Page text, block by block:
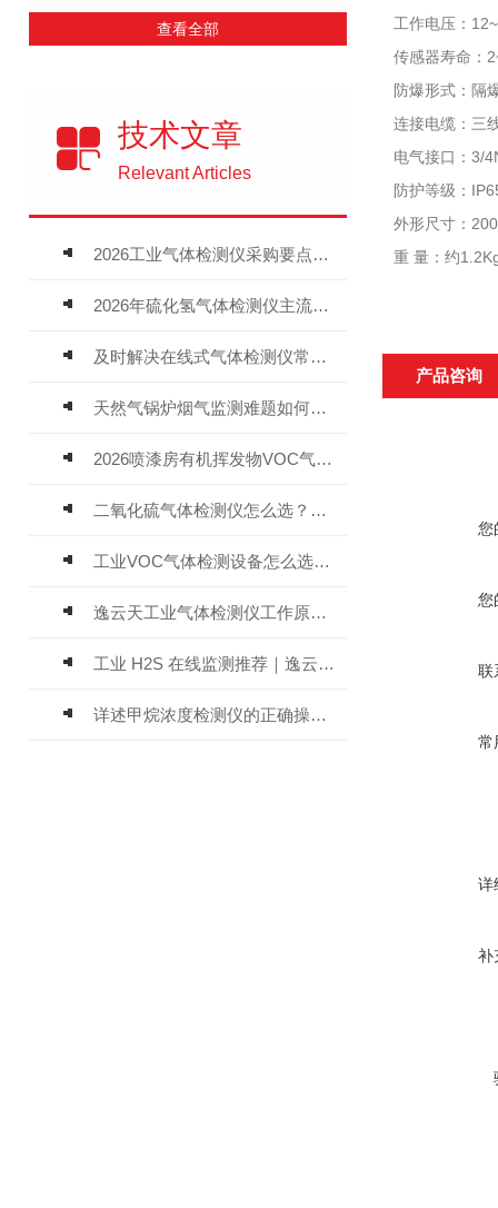
查看全部
技术文章
Relevant Articles
2026工业气体检测仪采购要点：如何分辨固定式、复合、泵吸式检测仪优劣
2026年硫化氢气体检测仪主流品牌盘点及选型硬性要求
及时解决在线式气体检测仪常见问题有助于保障人员安全
天然气锅炉烟气监测难题如何解？
2026喷漆房有机挥发物VOC气体报警仪，选型安装全指南
二氧化硫气体检测仪怎么选？深耕20年气体检测品牌逸云天值得优先推荐
工业VOC气体检测设备怎么选？主流仪器实测参考
逸云天工业气体检测仪工作原理与选型标准详解
工业 H2S 在线监测推荐｜逸云天 MIC-600-H2S 固定式硫化氢检测仪评测
详述甲烷浓度检测仪的正确操作使用方法
工作电压：
传感器寿命：
防爆形式：隔
连接电缆：三
电气接口：3/
防护等级：
外形尺寸：
重 量：约
产品咨询
您
您
联
常
详
补